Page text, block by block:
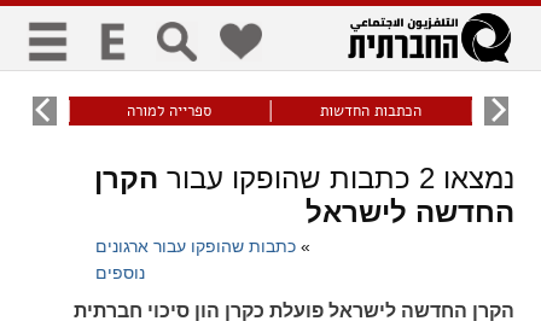
כללי
visibility_off
ביטול הבהובים ניווט מקלדת סימון כותרות
הכתבות החדשות ספרייה למורה עוני
נמצאו2 כתבות שהופקו עבור הקרן
החדשה לישראל
»כתבות שהופקו עבור ארגונים
נוספים
הקרן החדשה לישראל פועלת כקרן הון סיכוי חברתית